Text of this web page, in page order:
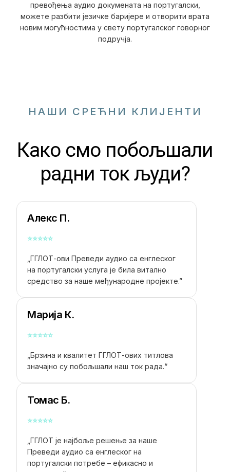
превођења аудио докумената на португалски,
можете разбити језичке баријере и отворити врата
новим могућностима у свету португалског говорног
подручја.
НАШИ СРЕЋНИ КЛИЈЕНТИ
Како смо побољшали
радни ток људи?
Алекс П.
⭐⭐⭐⭐⭐
„ГГЛОТ-ови Преведи аудио са енглеског
на португалскиуслуга је била витално
средство за наше међународне пројекте.”
Марија К.
⭐⭐⭐⭐⭐
„Брзина и квалитет ГГЛОТ-ових титлова
значајно су побољшали наш ток рада.“
Томас Б.
⭐⭐⭐⭐⭐
„ГГЛОТ је најбоље решење за наше
Преведи аудио са енглеског на
португалскипотребе – ефикасно и